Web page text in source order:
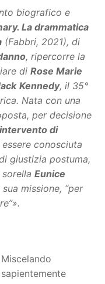
biografico e
La drammatica
(Fabbri, 2021), di
, ripercorre la
di Rose Marie
Kennedy, il 35°
Nata con una
per decisione
intervento di
conosciuta
giustizia postuma,
Eunice
missione, “per
Miscelando
sapientemente